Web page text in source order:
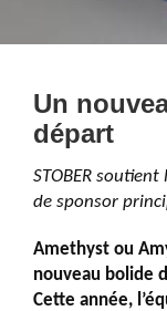
Un
départ
STOBER
de sponsor
Amethyst ou
nouveau bolide
Cette année,